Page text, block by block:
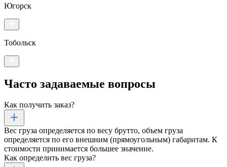
Югорск
Тобольск
Часто задаваемые вопросы
Как получить заказ?
Вес груза определяется по весу брутто, объем груза
определяется по его внешним (прямоугольным) габаритам. К
стоимости принимается большее значение.
Как определить вес груза?